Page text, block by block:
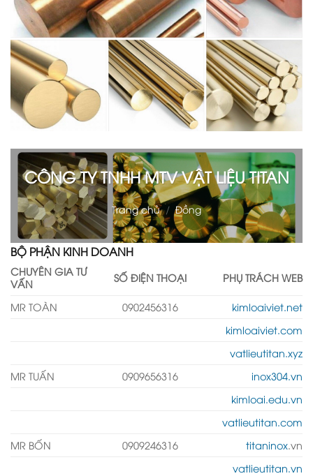
CÔNG TY TNHH MTV VẬT LIỆU TITAN
Trang chủ / Đồng
BỘ PHẬN KINH DOANH
CHUYÊN GIA TƯ
VẤN
SỐ ĐIỆN THOẠI PHỤ TRÁCH WEB
MR TOÀN 0902456316
kimloaiviet.net
kimloaiviet.com
vatlieutitan.xyz
MR TUẤN
0909656316
inox304.vn
kimloai.edu.vn
vatlieutitan.com
MR BỐN
0909246316 titaninox.vn
vatlieutitan.vn